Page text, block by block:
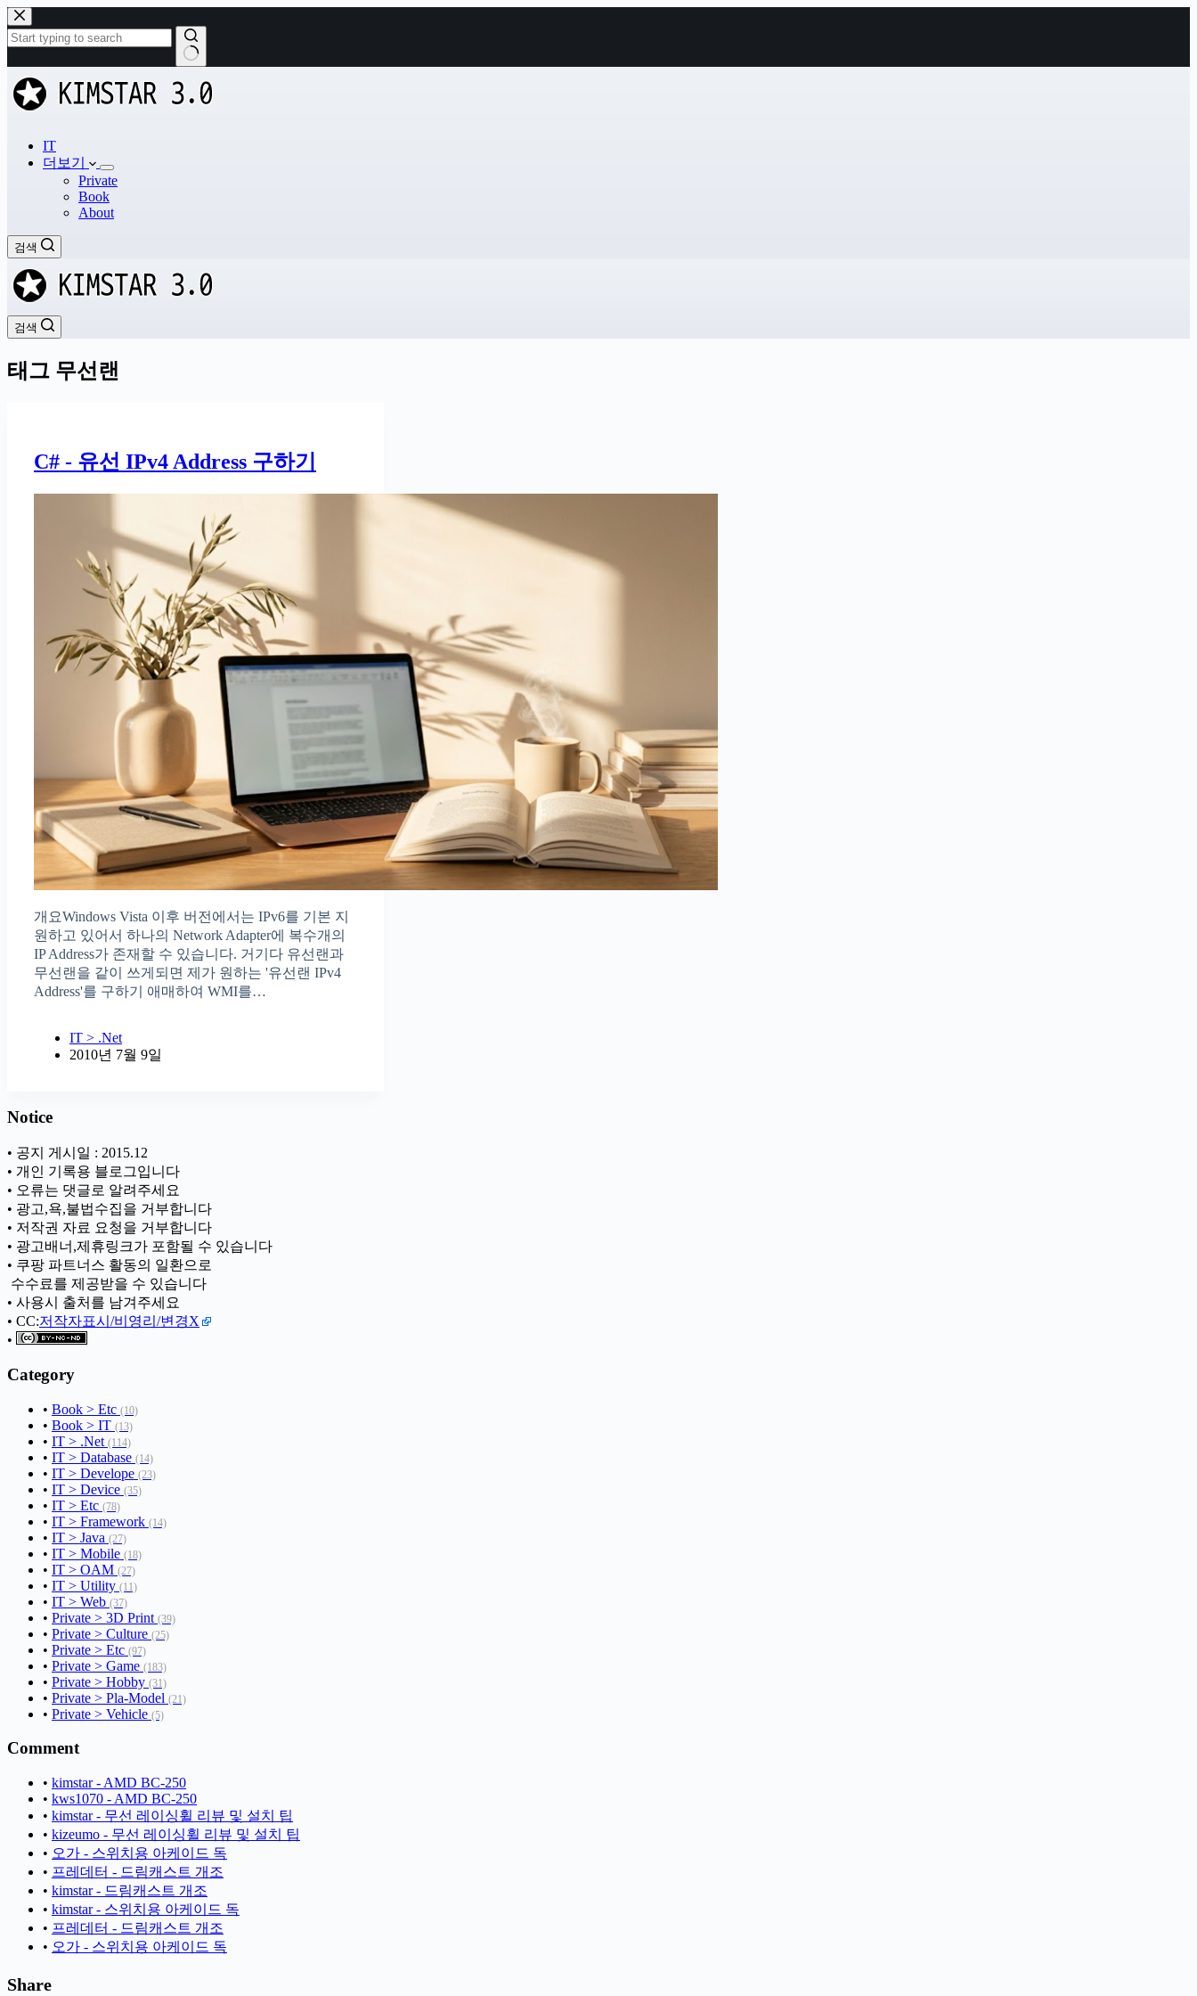
본
문
으
로
건
너
과
없
IT
더보기
Private
Book
About
검색
검색
태그 무선랜
C# - 유선 IPv4 Address 구하기
개요Windows Vista 이후 버전에서는 IPv6를 기본 지
원하고 있어서 하나의 Network Adapter에 복수개의
IP Address가 존재할 수 있습니다. 거기다 유선랜과
무선랜을 같이 쓰게되면 제가 원하는 '유선랜 IPv4
Address'를 구하기 애매하여 WMI를…
IT > .Net
2010년 7월 9일
Notice
• 공지 게시일 : 2015.12
• 개인 기록용 블로그입니다
• 오류는 댓글로 알려주세요
• 광고,욕,불법수집을 거부합니다
• 저작권 자료 요청을 거부합니다
• 광고배너,제휴링크가 포함될 수 있습니다
• 쿠팡 파트너스 활동의 일환으로
ㅤ 수수료를 제공받을 수 있습니다
• 사용시 출처를 남겨주세요
• CC:저작자표시/비영리/변경X
•
Category
• Book > Etc (10)
• Book > IT (13)
• IT > .Net (114)
• IT > Database (14)
• IT > Develope (23)
• IT > Device (35)
• IT > Etc (78)
• IT > Framework (14)
• IT > Java (27)
• IT > Mobile (18)
• IT > OAM (27)
• IT > Utility (11)
• IT > Web (37)
• Private > 3D Print (39)
• Private > Culture (25)
• Private > Etc (97)
• Private > Game (183)
• Private > Hobby (31)
• Private > Pla-Model (21)
• Private > Vehicle (5)
Comment
• kimstar - AMD BC-250
• kws1070 - AMD BC-250
• kimstar - 무선 레이싱휠 리뷰 및 설치 팁
• kizeumo - 무선 레이싱휠 리뷰 및 설치 팁
• 오가 - 스위치용 아케이드 독
• 프레데터 - 드림캐스트 개조
• kimstar - 드림캐스트 개조
• kimstar - 스위치용 아케이드 독
• 프레데터 - 드림캐스트 개조
• 오가 - 스위치용 아케이드 독
Share